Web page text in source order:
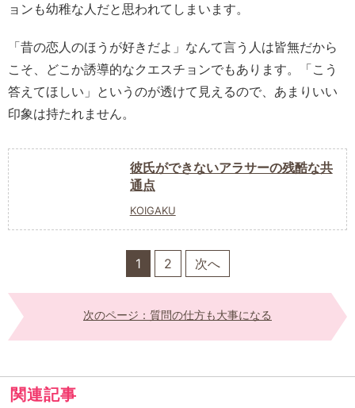
ョンも幼稚な人だと思われてしまいます。
「昔の恋人のほうが好きだよ」なんて言う人は皆無だから
こそ、どこか誘導的なクエスチョンでもあります。「こう
答えてほしい」というのが透けて見えるので、あまりいい
印象は持たれません。
彼氏ができないアラサーの残酷な共
通点
KOIGAKU
1 2 次へ
次のページ：質問の仕方も大事になる
関連記事